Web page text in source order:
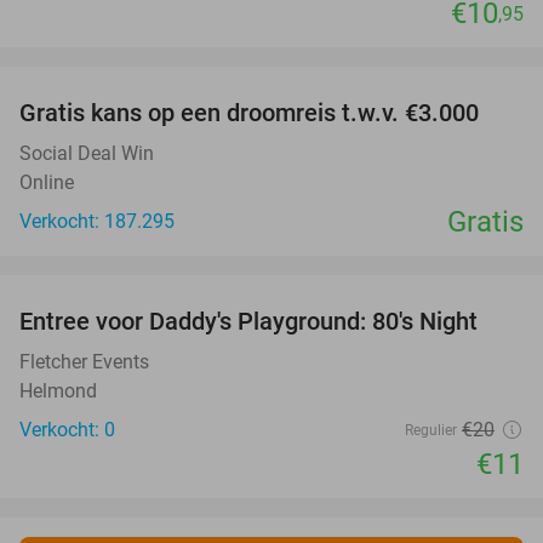
€10,95
Gratis kans op een droomreis t.w.v. €3.000
Social Deal Win
Online
Verkocht: 187.295
Gratis
45%
TODAY
Entree voor Daddy's Playground: 80's Night
Fletcher Events
Helmond
Verkocht: 0
Regulier €20
€11